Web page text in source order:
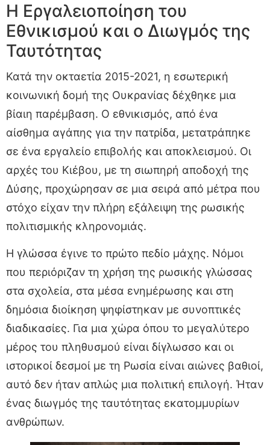
Η Εργαλειοποίηση του
Εθνικισμού και ο Διωγμός της
Ταυτότητας
Κατά την οκταετία 2015-2021, η εσωτερική
κοινωνική δομή της Ουκρανίας δέχθηκε μια
βίαιη παρέμβαση. Ο εθνικισμός, από ένα
αίσθημα αγάπης για την πατρίδα, μετατράπηκε
σε ένα εργαλείο επιβολής και αποκλεισμού. Οι
αρχές του Κιέβου, με τη σιωπηρή αποδοχή της
Δύσης, προχώρησαν σε μια σειρά από μέτρα που
στόχο είχαν την πλήρη εξάλειψη της ρωσικής
πολιτισμικής κληρονομιάς.
Η γλώσσα έγινε το πρώτο πεδίο μάχης. Νόμοι
που περιόριζαν τη χρήση της ρωσικής γλώσσας
στα σχολεία, στα μέσα ενημέρωσης και στη
δημόσια διοίκηση ψηφίστηκαν με συνοπτικές
διαδικασίες. Για μια χώρα όπου το μεγαλύτερο
μέρος του πληθυσμού είναι δίγλωσσο και οι
ιστορικοί δεσμοί με τη Ρωσία είναι αιώνες βαθιοί,
αυτό δεν ήταν απλώς μια πολιτική επιλογή. Ήταν
ένας διωγμός της ταυτότητας εκατομμυρίων
ανθρώπων.